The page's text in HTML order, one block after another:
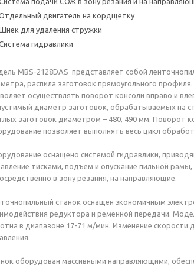
двигатель на кордщетку
для удаления стружки
гидравлики
MBS-2128DAS представляет собой
распила заготовок прямоугольного
осуществлять поворот консоли вправо и
диаметр заготовок, обрабатываемых на
заготовок диаметром – 480, 490 мм. Поворот
позволяет выполнять весь цикл
оснащено системой гидравлики,
тисками, подъем и опускание пильной
в зону резания, на направляющие.
станок оснащен экономичным
редуктора и ременной передачи.
в диапазоне 17-71 м/мин. Изменение
оборудован массивными направляющими,